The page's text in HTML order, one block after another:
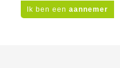
Ik ben een aannemer